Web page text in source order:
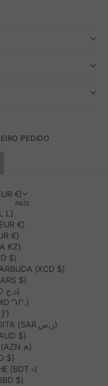
PEDIDO
€)
PAÍS
L)
€)
€)
KZ)
$)
(XCD $)
$)
ARGÉLIA (DZD د.ج)
ԴՐ.)
Ƒ)
ARÁBIA SAUDITA (SAR ر.س)
$)
(AZN ₼)
$)
(BDT ৳)
$)